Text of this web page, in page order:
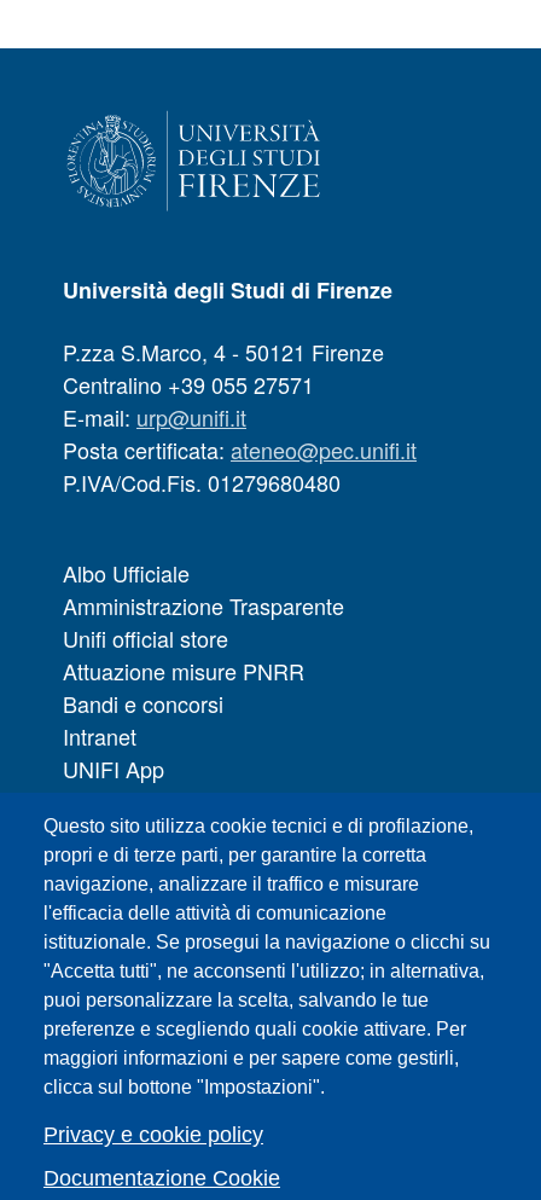
Questo sito utilizza cookie tecnici e di profilazione,
propri e di terze parti, per garantire la corretta
navigazione, analizzare il traffico e misurare
l'efficacia delle attività di comunicazione
istituzionale. Se prosegui la navigazione o clicchi su
"Accetta tutti", ne acconsenti l'utilizzo; in alternativa,
puoi personalizzare la scelta, salvando le tue
preferenze e scegliendo quali cookie attivare. Per
maggiori informazioni e per sapere come gestirli,
clicca sul bottone "Impostazioni".
Privacy e cookie policy
Documentazione Cookie
Università degli Studi di Firenze
P.zza S.Marco, 4 - 50121 Firenze
Centralino +39 055 27571
E-mail: urp@unifi.it
Posta certificata: ateneo@pec.unifi.it
P.IVA/Cod.Fis. 01279680480
Albo Ufficiale
Amministrazione Trasparente
Unifi official store
Attuazione misure PNRR
Bandi e concorsi
Intranet
UNIFI App
URP | Ufficio Relazioni con il Pubblico
Sedi
Mappa del sito
Webmaster e redazione web
Elenco dei siti tematici
Accessibilità
Feed RSS
Note legali del sito
Privacy policy
Cambia idea sui cookie